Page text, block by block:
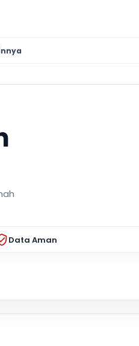
Data Aman